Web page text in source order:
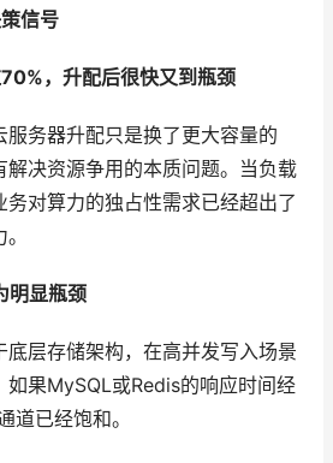
信号
，升配后很快又到瓶颈
务器升配只是换了更大容量的
解决资源争用的本质问题。当负载
对算力的独占性需求已经超出了
明显瓶颈
底层存储架构，在高并发写入场景
如果MySQL或Redis的响应时间经
道已经饱和。